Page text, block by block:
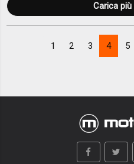
Carica
1 2 3 4 5